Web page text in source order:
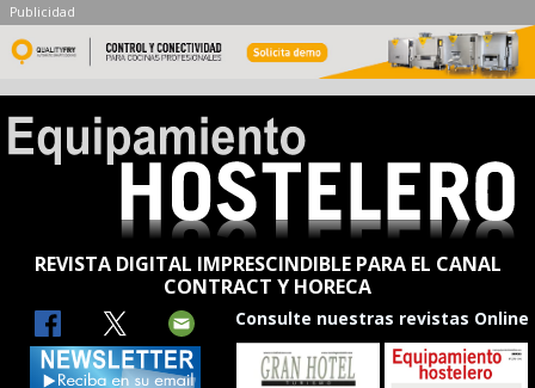
Publicidad
REVISTA DIGITAL IMPRESCINDIBLE PARA EL CANAL
CONTRACT Y HORECA
Consulte nuestras revistas Online